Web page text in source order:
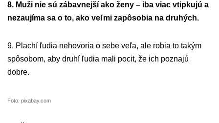
8. Muži nie sú zábavnejší ako ženy – iba viac vtipkujú a
nezaujíma sa o to, ako veľmi zapôsobia na druhých.
9. Plachí ľudia nehovoria o sebe veľa, ale robia to takým
spôsobom, aby druhí ľudia mali pocit, že ich poznajú
dobre.
Foto: pixabay.com